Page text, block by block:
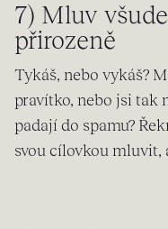
7) Mluv
přirozeně
Tykáš, nebo vykáš?
pravítko, nebo jsi tak
padají do spamu?
svou cílovkou mluvit,